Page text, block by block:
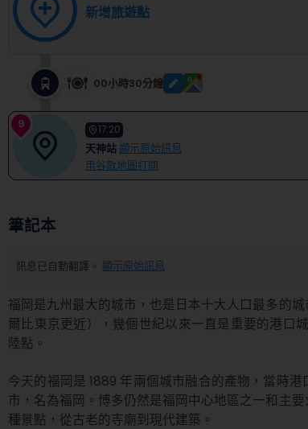
新增旅遊點
00小時30分鐘
9 17:20
天神站 顯示原始訊息
用谷歌地圖打開
筆記本
訊息已自動翻譯。 顯示原始訊息
福岡是九州最大的城市，也是日本十大人口最多的
爾比東京更近），幾個世紀以來一直是重要的港口
陸點。
今天的福岡是 1889 年兩個城市融合的產物，當時
市，名為福岡。博多仍然是福岡中心地區之一和主
種景點，從古老的寺廟到現代建築。